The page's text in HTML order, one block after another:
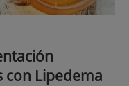
con Lipedema